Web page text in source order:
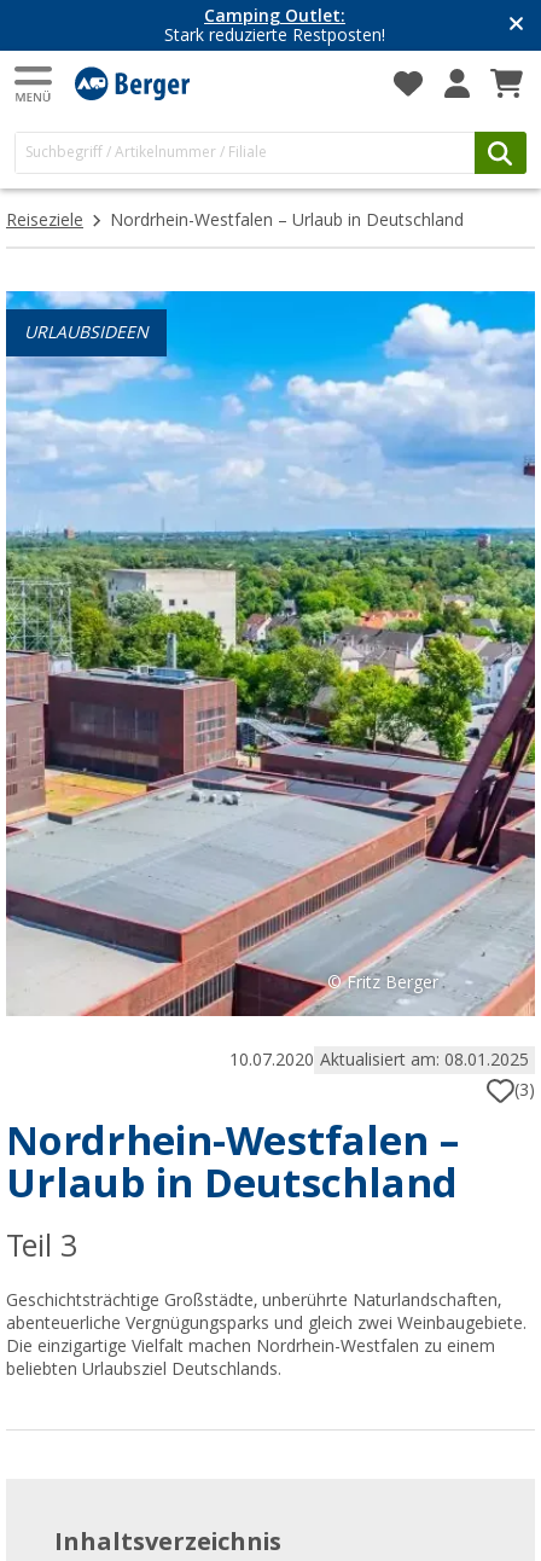
Camping Outlet:
Stark reduzierte Restposten!
Reiseziele Nordrhein-Westfalen – Urlaub in Deutschland
URLAUBSIDEEN
© Fritz Berger
10.07.2020 Aktualisiert am: 08.01.2025
(3)
Nordrhein-Westfalen –
Urlaub in Deutschland
Teil 3
Geschichtsträchtige Großstädte, unberührte Naturlandschaften,
abenteuerliche Vergnügungsparks und gleich zwei Weinbaugebiete.
Die einzigartige Vielfalt machen Nordrhein-Westfalen zu einem
beliebten Urlaubsziel Deutschlands.
Inhaltsverzeichnis